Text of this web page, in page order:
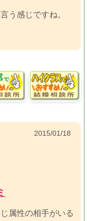
う感じですね。
2015/01/18
属性の相手がいる